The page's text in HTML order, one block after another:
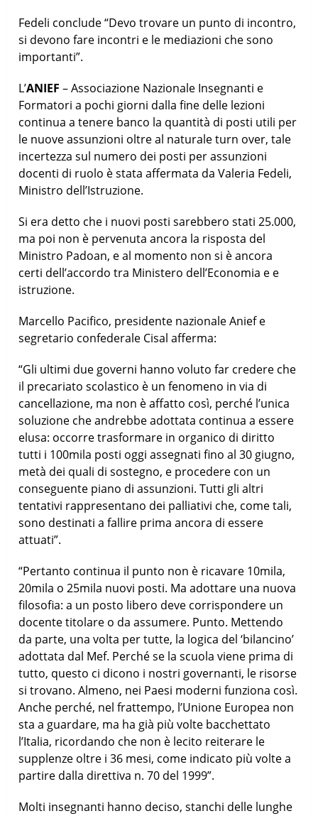
Fedeli conclude “Devo trovare un punto di incontro,
si devono fare incontri e le mediazioni che sono
importanti”.
L’ANIEF – Associazione Nazionale Insegnanti e
Formatori a pochi giorni dalla fine delle lezioni
continua a tenere banco la quantità di posti utili per
le nuove assunzioni oltre al naturale turn over, tale
incertezza sul numero dei posti per assunzioni
docenti di ruolo è stata affermata da Valeria Fedeli,
Ministro dell’Istruzione.
Si era detto che i nuovi posti sarebbero stati 25.000,
ma poi non è pervenuta ancora la risposta del
Ministro Padoan, e al momento non si è ancora
certi dell’accordo tra Ministero dell’Economia e e
istruzione.
Marcello Pacifico, presidente nazionale Anief e
segretario confederale Cisal afferma:
“Gli ultimi due governi hanno voluto far credere che
il precariato scolastico è un fenomeno in via di
cancellazione, ma non è affatto così, perché l’unica
soluzione che andrebbe adottata continua a essere
elusa: occorre trasformare in organico di diritto
tutti i 100mila posti oggi assegnati fino al 30 giugno,
metà dei quali di sostegno, e procedere con un
conseguente piano di assunzioni. Tutti gli altri
tentativi rappresentano dei palliativi che, come tali,
sono destinati a fallire prima ancora di essere
attuati”.
“Pertanto continua il punto non è ricavare 10mila,
20mila o 25mila nuovi posti. Ma adottare una nuova
filosofia: a un posto libero deve corrispondere un
docente titolare o da assumere. Punto. Mettendo
da parte, una volta per tutte, la logica del ‘bilancino’
adottata dal Mef. Perché se la scuola viene prima di
tutto, questo ci dicono i nostri governanti, le risorse
si trovano. Almeno, nei Paesi moderni funziona così.
Anche perché, nel frattempo, l’Unione Europea non
sta a guardare, ma ha già più volte bacchettato
l’Italia, ricordando che non è lecito reiterare le
supplenze oltre i 36 mesi, come indicato più volte a
partire dalla direttiva n. 70 del 1999”.
Molti insegnanti hanno deciso, stanchi delle lunghe